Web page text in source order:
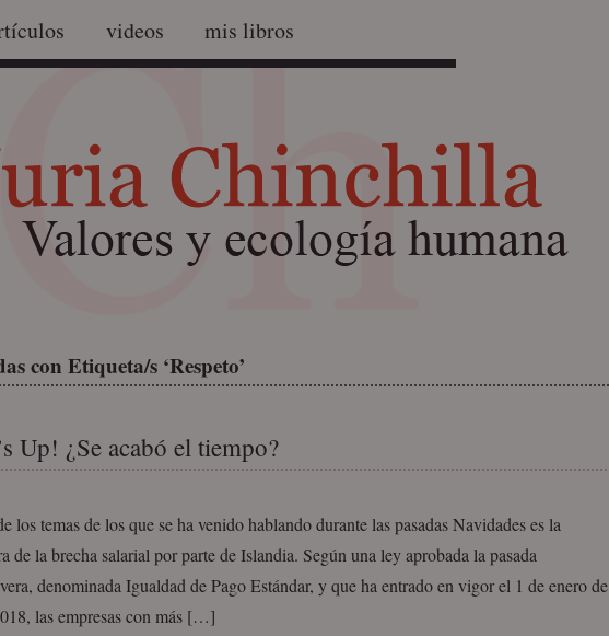
videos mis libros
con Etiqueta/s ‘Respeto’
Up! ¿Se acabó el tiempo?
los temas de los que se ha venido hablando durante las pasadas Navidades es la
de la brecha salarial por parte de Islandia. Según una ley aprobada la pasada
denominada Igualdad de Pago Estándar, y que ha entrado en vigor el 1 de enero de
las empresas con más […]